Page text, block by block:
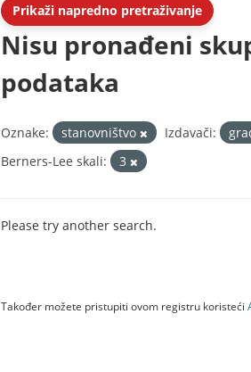
Prikaži napredno pretraživanje
Nisu pronađeni
podataka
Oznake: stanovništvo Izdavači:
Berners-Lee skali:
3
Please try another search.
Također možete pristupiti ovom registru koristeći